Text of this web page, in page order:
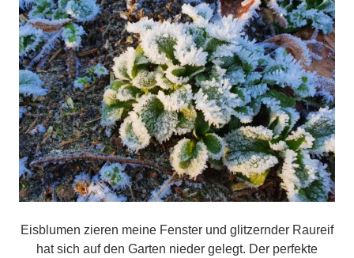
Eisblumen zieren meine Fenster und glitzernder Raureif
hat sich auf den Garten nieder gelegt. Der perfekte